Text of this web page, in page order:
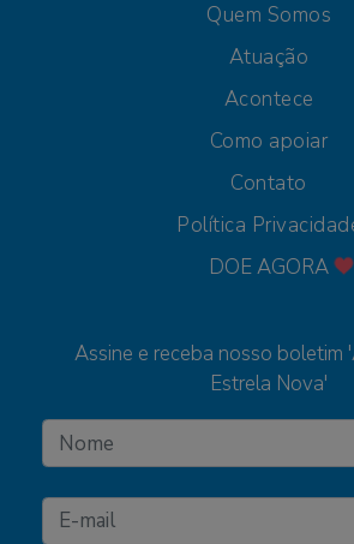
Quem Somos
Atuação
Acontece
Como apoiar
Contato
Política
DOE AGORA
Assine e receba nosso boletim
Estrela Nova'